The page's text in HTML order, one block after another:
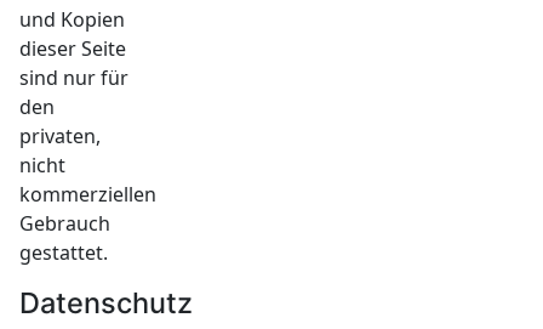
und Kopien
dieser Seite
sind nur für
den
privaten,
nicht
kommerziellen
Gebrauch
gestattet.
Datenschutz